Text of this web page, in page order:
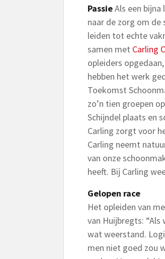
PassieAls een
naar de zorg om
leiden tot echte
samen met Carling
opleiders
hebben het werk
Toekomst
zo’n tien groepen
Schijndel plaats en
Carling zorgt voor
Carling neemt
van onze
heeft. Bij Carling
Gelopen race
Het opleiden van
van Huijbregts:
wat weerstand.
men niet goed zou